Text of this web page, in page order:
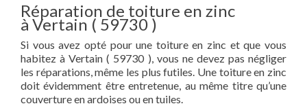
Réparation de toiture en zinc
à Vertain ( 59730 )
Si vous avez opté pour une toiture en zinc et que vous
habitez à Vertain ( 59730 ), vous ne devez pas négliger
les réparations, même les plus futiles. Une toiture en zinc
doit évidemment être entretenue, au même titre qu’une
couverture en ardoises ou en tuiles.